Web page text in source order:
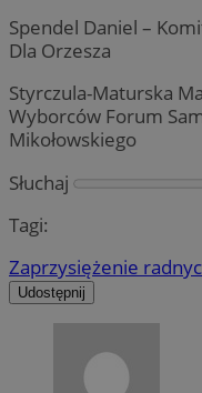
Spendel Daniel –
Dla Orzesza
Styrczula-Maturska
Wyborców Forum
Mikołowskiego
Słuchaj
Tagi:
Zaprzysiężenie
Udostępnij